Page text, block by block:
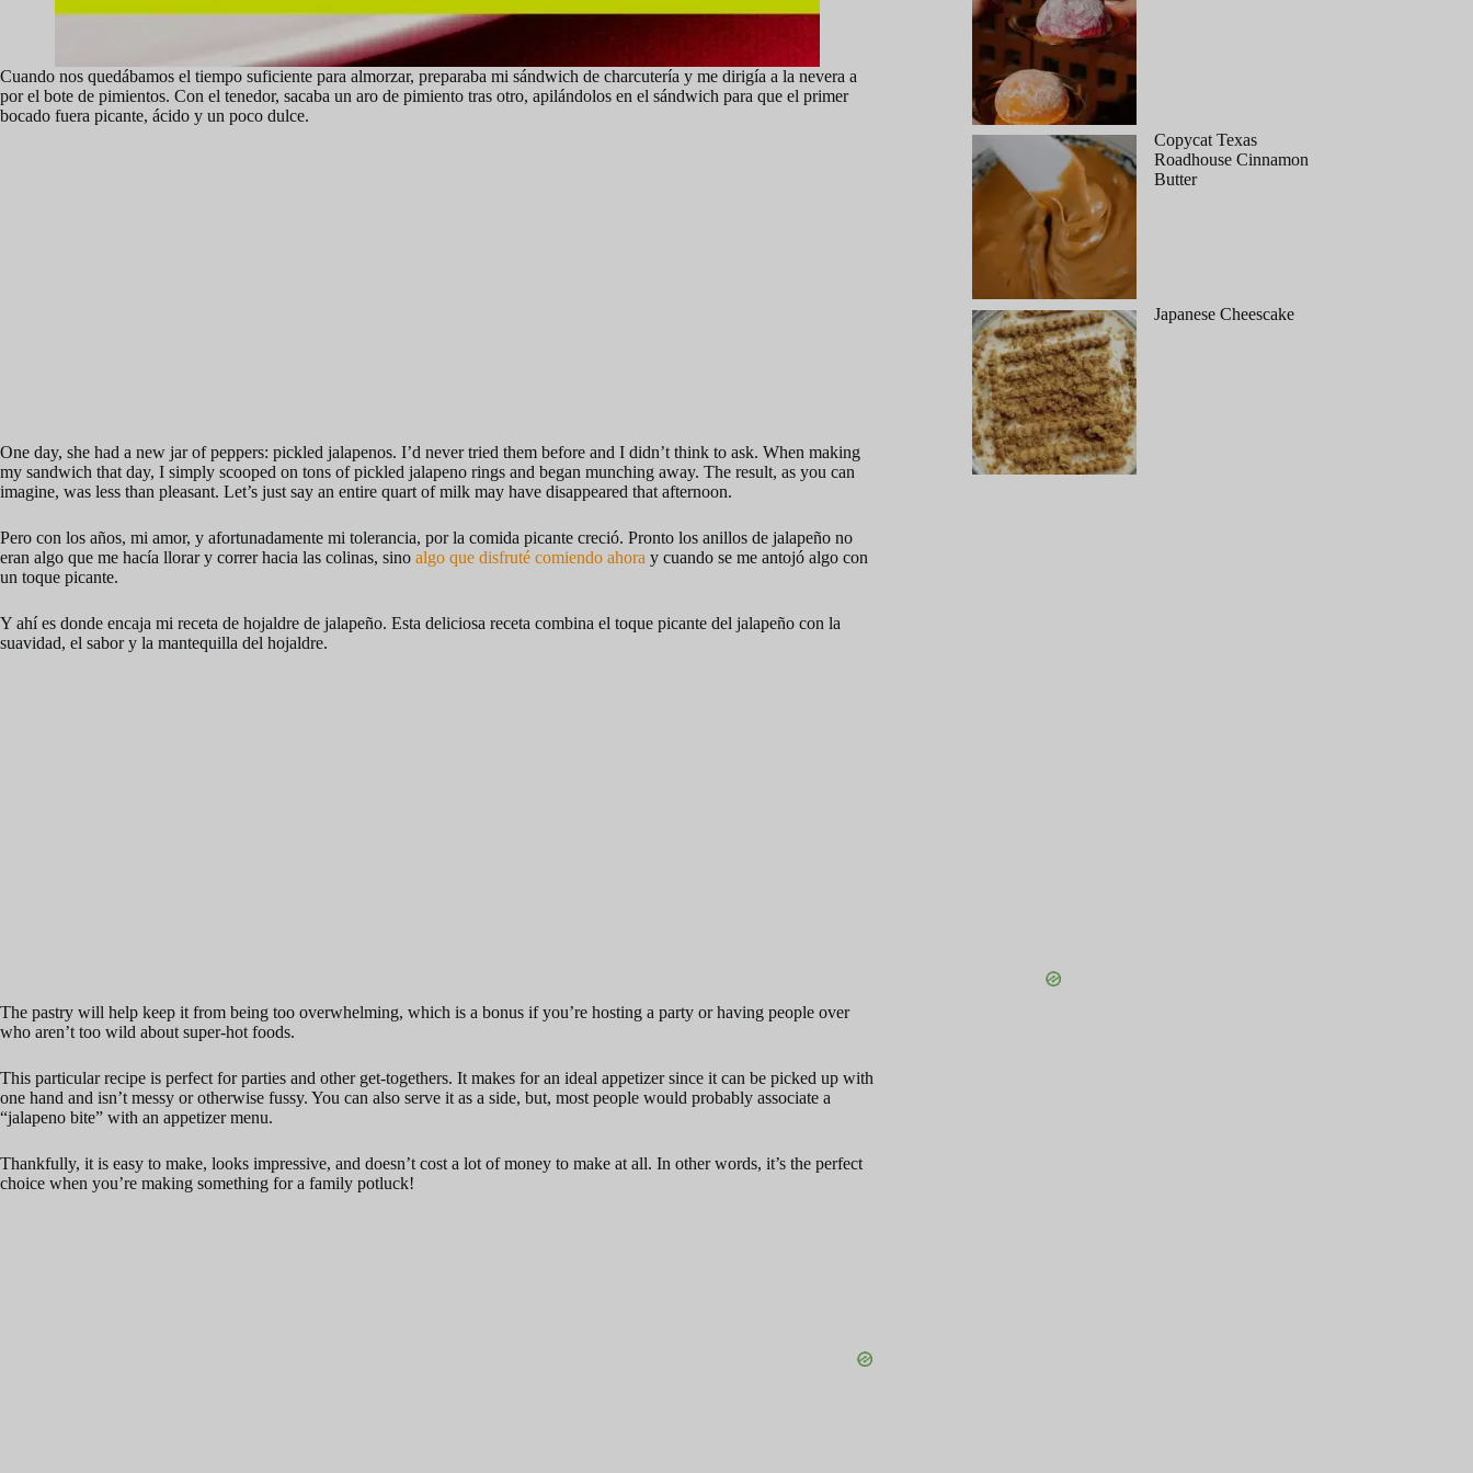
Cuando nos quedábamos el tiempo suficiente para almorzar, preparaba mi sándwich de charcutería y me dirigía a la nevera a
por el bote de pimientos. Con el tenedor, sacaba un aro de pimiento tras otro, apilándolos en el sándwich para que el primer
bocado fuera picante, ácido y un poco dulce.
One day, she had a new jar of peppers: pickled jalapenos. I’d never tried them before and I didn’t think to ask. When making
my sandwich that day, I simply scooped on tons of pickled jalapeno rings and began munching away. The result, as you can
imagine, was less than pleasant. Let’s just say an entire quart of milk may have disappeared that afternoon.
Pero con los años, mi amor, y afortunadamente mi tolerancia, por la comida picante creció. Pronto los anillos de jalapeño no
eran algo que me hacía llorar y correr hacia las colinas, sino algo que disfruté comiendo ahora y cuando se me antojó algo con
un toque picante.
Y ahí es donde encaja mi receta de hojaldre de jalapeño. Esta deliciosa receta combina el toque picante del jalapeño con la
suavidad, el sabor y la mantequilla del hojaldre.
The pastry will help keep it from being too overwhelming, which is a bonus if you’re hosting a party or having people over
who aren’t too wild about super-hot foods.
This particular recipe is perfect for parties and other get-togethers. It makes for an ideal appetizer since it can be picked up with
one hand and isn’t messy or otherwise fussy. You can also serve it as a side, but, most people would probably associate a
“jalapeno bite” with an appetizer menu.
Thankfully, it is easy to make, looks impressive, and doesn’t cost a lot of money to make at all. In other words, it’s the perfect
choice when you’re making something for a family potluck!
Copycat Texas
Roadhouse Cinnamon
Butter
Japanese Cheescake